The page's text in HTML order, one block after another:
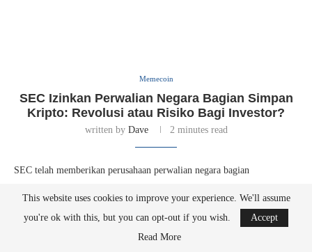
Memecoin
SEC Izinkan Perwalian Negara Bagian Simpan
Kripto: Revolusi atau Risiko Bagi Investor?
written by Dave 2 minutes read
SEC telah memberikan perusahaan perwalian negara bagian
Undang-Undang Perusahaan Investasi dan Undang-Undang Penasihat
Investasi. Keputusan ini datang dalam bentuk surat tanpa tindakan, yang
This website uses cookies to improve your experience. We'll assume
you're ok with this, but you can opt-out if you wish.
Accept
Read More